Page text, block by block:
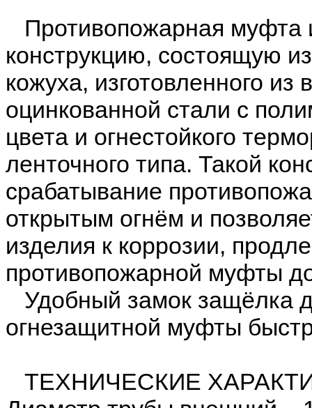
Противопожарная муфта
конструкцию, состоящую
кожуха, изготовленного из
оцинкованной стали с
цвета и огнестойкого
ленточного типа. Такой
срабатывание
открытым огнём и
изделия к коррозии,
противопожарной муфты
Удобный замок защёлка
огнезащитной муфты
ТЕХНИЧЕСКИЕ